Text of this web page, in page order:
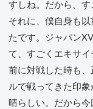
すしね。だから、す
それに、僕自身も
たです。ジャパン
て、すごくエキサイ
前に対戦した時も
ルで戦ってきた印
晴らしい。だから